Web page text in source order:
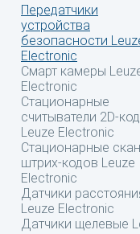
Передатчики
устройства
безопасности
Electronic
Смарт камеры
Electronic
Стационарные
считыватели 2D-код
Leuze Electronic
Стационарные
штрих-кодов Leuze
Electronic
Датчики
Leuze Electronic
Датчики щелевые